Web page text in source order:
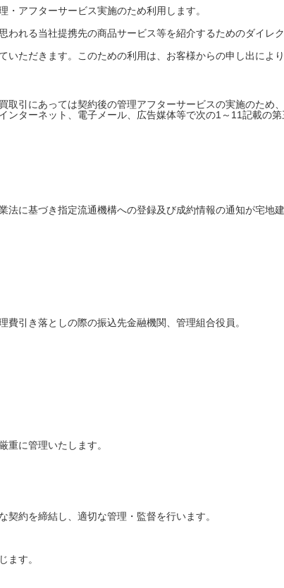
アフターサービス実施のため利用します。
れる当社提携先の商品サービス等を紹介するためのダイレ
ただきます。このための利用は、お客様からの申し出により
引にあっては契約後の管理アフターサービスの実施のため
ターネット、電子メール、広告媒体等で次の1～11記載の
に基づき指定流通機構への登録及び成約情報の通知が宅地
引き落としの際の振込先金融機関、管理組合役員。
重に管理いたします。
約を締結し、適切な管理・監督を行います。
ます。